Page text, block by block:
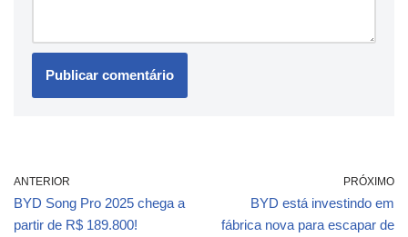
ANTERIOR
BYD Song Pro 2025 chega a
partir de R$ 189.800!
PRÓXIMO
BYD está investindo em
fábrica nova para escapar de